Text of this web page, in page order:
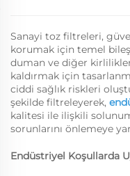
Sanayi toz filtreleri,
korumak için temel
duman ve diğer
kaldırmak için
ciddi sağlık riskleri
şekilde filtreleyerek,
kalitesi ile ilişkili
sorunlarını önlemeye
Endüstriyel Koşullarda